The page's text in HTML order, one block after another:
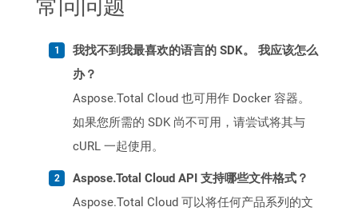
我找不到我最喜欢的语言的 SDK。 我应该怎么
办？
Aspose.Total Cloud 也可用作 Docker 容器。
如果您所需的 SDK 尚不可用，请尝试将其与
cURL 一起使用。
Aspose.Total Cloud API 支持哪些文件格式？
Aspose.Total Cloud 可以将任何产品系列的文